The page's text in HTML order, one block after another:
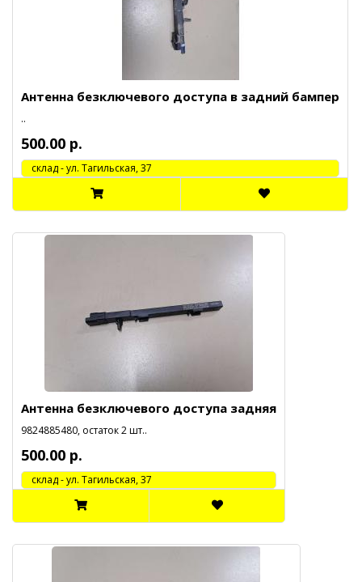
Антенна безключевого доступа в задний бампер
..
500.00 р.
cклад - ул. Тагильская, 37
Антенна безключевого доступа задняя
9824885480, остаток 2 шт..
500.00 р.
cклад - ул. Тагильская, 37